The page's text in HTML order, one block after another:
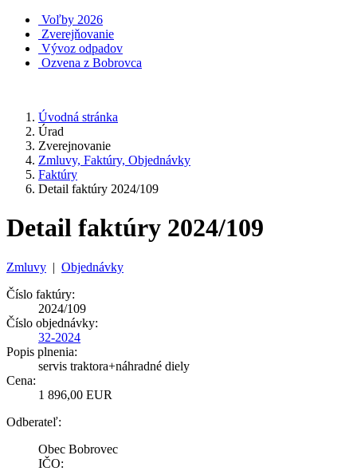
Voľby 2026
Zverejňovanie
Vývoz odpadov
Ozvena z Bobrovca
Úvodná stránka
Úrad
Zverejnovanie
Zmluvy, Faktúry, Objednávky
Faktúry
Detail faktúry 2024/109
Detail faktúry 2024/109
Zmluvy | Objednávky
Číslo faktúry:
2024/109
Číslo objednávky:
32-2024
Popis plnenia:
servis traktora+náhradné diely
Cena:
1 896,00 EUR
Odberateľ:
Obec Bobrovec
IČO: